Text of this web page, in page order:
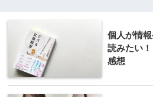
個人が情
読みたい
感想